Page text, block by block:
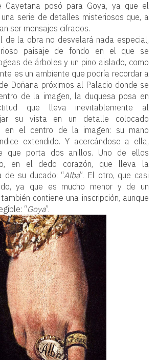
Cayetana posó para Goya, ya que el
serie de detalles misteriosos que, a
ser mensajes cifrados.
de la obra no desvelará nada especial,
paisaje de fondo en el que se
de árboles y un pino aislado, como
es un ambiente que podría recordar a
Doñana próximos al Palacio donde se
de la imagen, la duquesa posa en
que lleva inevitablemente al
su vista en un detalle colocado
en el centro de la imagen: su mano
extendido. Y acercándose a ella,
que porta dos anillos. Uno de ellos
en el dedo corazón, que lleva la
de su ducado: “Alba”. El otro, que casi
ya que es mucho menor y de un
contiene una inscripción, aunque
“Goya”.